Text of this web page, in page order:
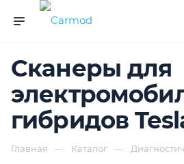
Сканеры для
гибридов
Главная — Каталог —